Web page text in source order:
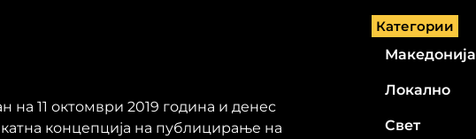
на 11 октомври 2019 година и денес
концепција на публицирање на
Категории
Македонија
Локално
Свет